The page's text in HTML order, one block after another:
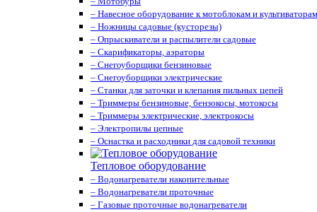
– Навесное оборудование к мотоблокам и культиваторам
– Ножницы садовые (кусторезы)
– Опрыскиватели и распылители садовые
– Скарификаторы, аэраторы
– Снегоуборщики бензиновые
– Снегоуборщики электрические
– Станки для заточки и клепания пильных цепей
– Триммеры бензиновые, бензокосы, мотокосы
– Триммеры электрические, электрокосы
– Электропилы цепные
– Оснастка и расходники для садовой техники
Тепловое оборудование
– Водонагреватели накопительные
– Водонагреватели проточные
– Газовые проточные водонагреватели